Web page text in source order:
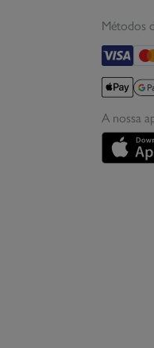
Métodos
A nossa